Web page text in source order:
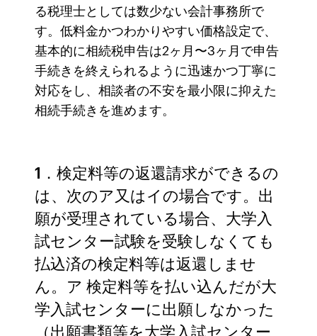
る税理士としては数少ない会計事務所で
す。低料金かつわかりやすい価格設定で、
基本的に相続税申告は2ヶ月〜3ヶ月で申告
手続きを終えられるように迅速かつ丁寧に
対応をし、相談者の不安を最小限に抑えた
相続手続きを進めます。
1．検定料等の返還請求ができるの
は、次のア又はイの場合です。出
願が受理されている場合、大学入
試センター試験を受験しなくても
払込済の検定料等は返還しませ
ん。ア 検定料等を払い込んだが大
学入試センターに出願しなかった
（出願書類等を大学入試センター